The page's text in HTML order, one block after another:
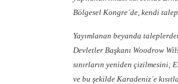
Bölgesel Kongre´de, kendi
Yayımlanan beyanda
Devletler Başkanı Woodrow
sınırların yeniden çizilmesini;
ve bu şekilde Karadeniz´e